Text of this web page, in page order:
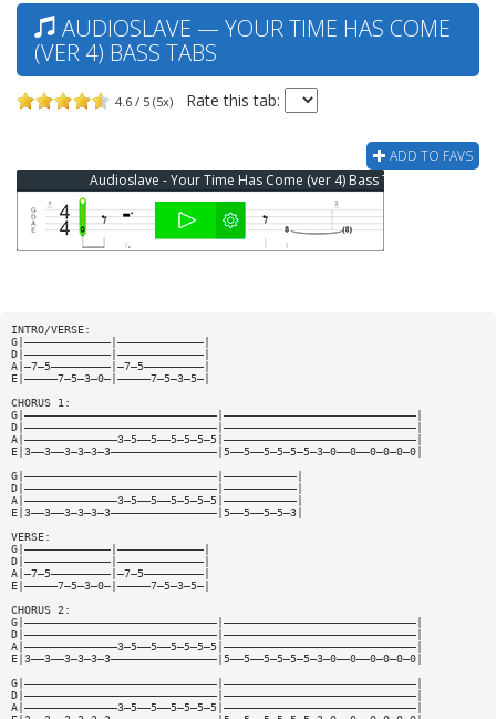
AUDIOSLAVE — YOUR TIME HAS COME
(VER 4) BASS TABS
4.6 / 5 (5x) Rate this tab:
ADD TO FAVS
Audioslave - Your Time Has Come (ver 4) Bass Tab
INTRO/VERSE:
G|—————————————|—————————————|
D|—————————————|—————————————|
A|—7—5—————————|—7—5—————————|
E|—————7—5—3—0—|—————7—5—3—5—|
CHORUS 1:
G|—————————————————————————————|—————————————————————————————|
D|—————————————————————————————|—————————————————————————————|
A|——————————————3—5——5——5—5—5—5|—————————————————————————————|
E|3——3——3—3—3—3————————————————|5——5——5—5—5—5—3—0——0——0—0—0—0|
G|—————————————————————————————|———————————|
D|—————————————————————————————|———————————|
A|——————————————3—5——5——5—5—5—5|———————————|
E|3——3——3—3—3—3————————————————|5——5——5—5—3|
VERSE:
G|—————————————|—————————————|
D|—————————————|—————————————|
A|—7—5—————————|—7—5—————————|
E|—————7—5—3—0—|—————7—5—3—5—|
CHORUS 2:
G|—————————————————————————————|—————————————————————————————|
D|—————————————————————————————|—————————————————————————————|
A|——————————————3—5——5——5—5—5—5|—————————————————————————————|
E|3——3——3—3—3—3————————————————|5——5——5—5—5—5—3—0——0——0—0—0—0|
G|—————————————————————————————|—————————————————————————————|
D|—————————————————————————————|—————————————————————————————|
A|——————————————3—5——5——5—5—5—5|—————————————————————————————|